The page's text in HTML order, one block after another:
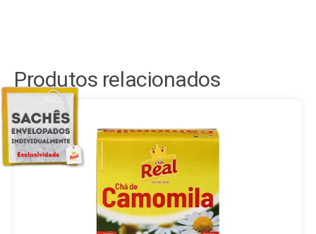
Produtos relacionados